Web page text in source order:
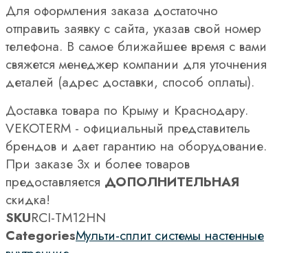
Для оформления заказа достаточно
отправить заявку с сайта, указав свой номер
телефона. В самое ближайшее время с вами
свяжется менеджер компании для уточнения
деталей (адрес доставки, способ оплаты).
Доставка товара по Крыму и Краснодару.
VEKOTERM - официальный представитель
брендов и дает гарантию на оборудование.
При заказе 3х и более товаров
предоставляется ДОПОЛНИТЕЛЬНАЯ
скидка!
SKURCI-TM12HN
CategoriesМульти-сплит системы настенные